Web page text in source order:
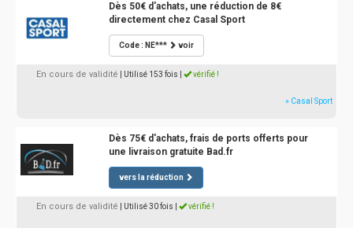
Dès 50€ d'achats, une réduction de 8€
directement chez Casal Sport
Code : NE*** voir
En cours de validité | Utilisé 153 fois vérifié !
» Casal Sport
Dès 75€ d'achats, frais de ports offerts pour
une livraison gratuite Bad.fr
vers la réduction
En cours de validité | Utilisé 30 fois vérifié !